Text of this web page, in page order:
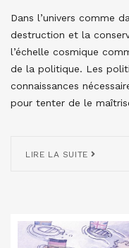
Dans l’univers comme
destruction et la
l’échelle cosmique
de la politique. Les
connaissances
pour tenter de le
LIRE LA SUITE